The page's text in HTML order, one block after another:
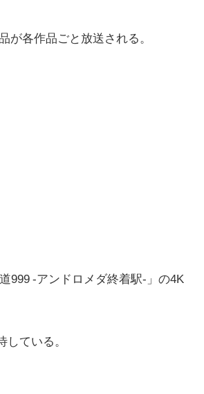
が各作品ごと放送される。
999 -アンドロメダ終着駅-」の4K
ている。